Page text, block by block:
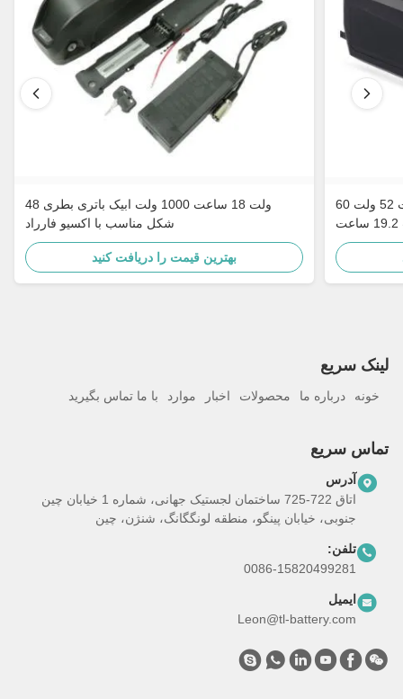
48 ولت 18 ساعت 1000 ولت ابیک باتری بطری
شکل مناسب با اکسیو فارراد
بهترین قیمت را دریافت کنید
باطري ليتيوم ايون هايلونگ اِبايک 48 ولت 52 ولت 60
لینک سریع
خونه درباره ما محصولات اخبار موارد با ما تماس بگیرید
تماس سریع
آدرس
اتاق 722-725 ساختمان لجستیک جهانی، شماره 1 خیابان چین
جنوبی، خیابان پینگو، منطقه لونگگانگ، شنژن، چین
تلفن:
0086-15820499281
ایمیل
Leon@tl-battery.com